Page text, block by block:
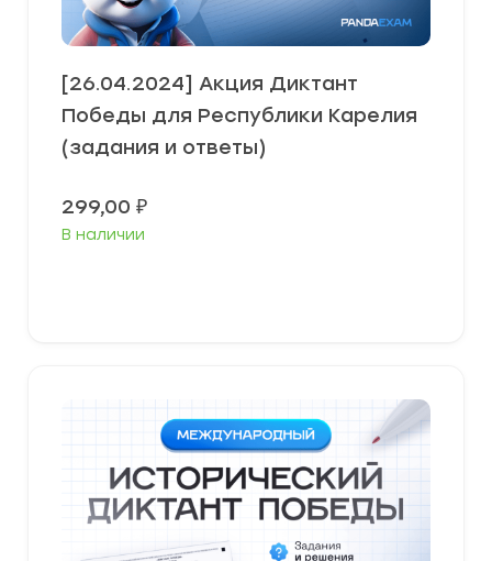
[26.04.2024] Акция Диктант
Победы для Республики Карелия
(задания и ответы)
299,00 ₽
В наличии